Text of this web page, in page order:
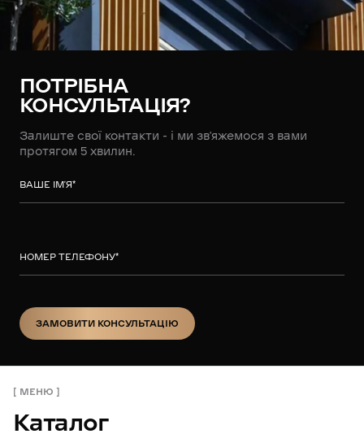
ПОТРІБНА
КОНСУЛЬТАЦІЯ?
Залиште свої контакти - і ми зв’яжемося з вами
протягом 5 хвилин.
ВАШЕ ІМ’Я*
НОМЕР ТЕЛЕФОНУ*
ЗАМОВИТИ КОНСУЛЬТАЦІЮ
МЕНЮ
Каталог